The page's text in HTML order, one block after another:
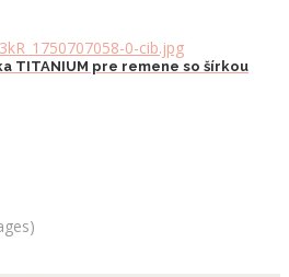
TITANIUM pre remene so šírkou